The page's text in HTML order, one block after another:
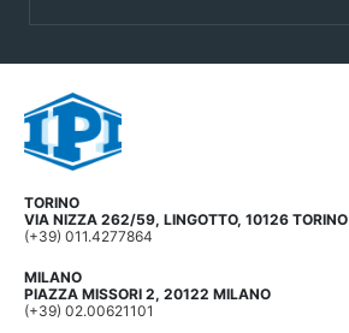
TORINO
VIA NIZZA 262/59, LINGOTTO, 10126 TORINO
(+39) 011.4277864
MILANO
PIAZZA MISSORI 2, 20122 MILANO
(+39) 02.00621101